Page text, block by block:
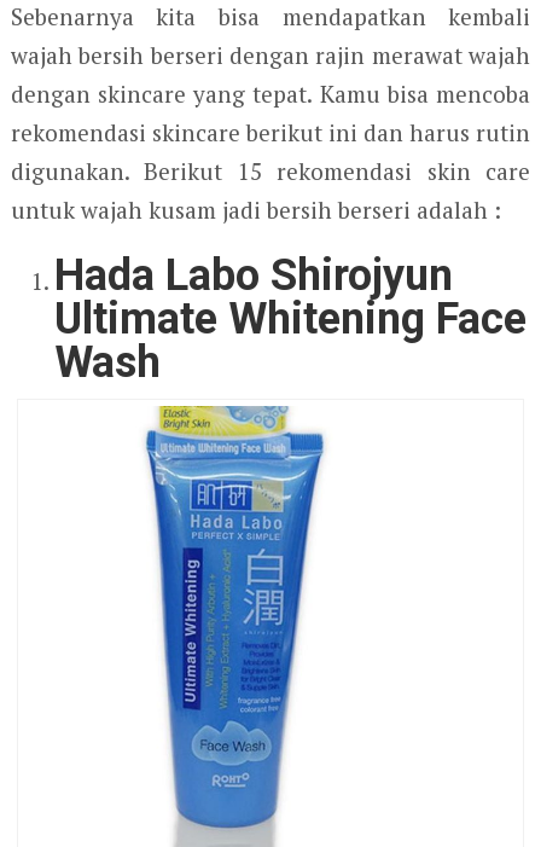
Sebenarnya kita bisa mendapatkan kembali
wajah bersih berseri dengan rajin merawat wajah
dengan skincare yang tepat. Kamu bisa mencoba
rekomendasi skincare berikut ini dan harus rutin
digunakan. Berikut 15 rekomendasi skin care
untuk wajah kusam jadi bersih berseri adalah :
Hada Labo Shirojyun
Ultimate Whitening Face
Wash